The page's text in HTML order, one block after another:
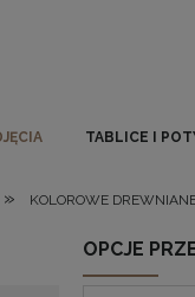
TABLICE I
» KOLOROWE
OPCJE